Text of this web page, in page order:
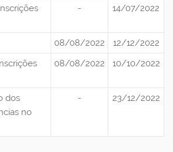
- 14/07/2022
08/08/2022
12/12/2022
08/08/2022 10/10/2022
dos
no
- 23/12/2022